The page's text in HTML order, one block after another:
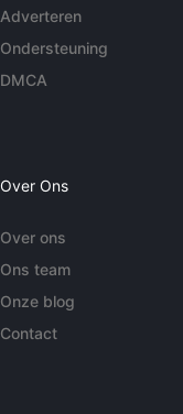
Adverteren
Ondersteuning
DMCA
Over Ons
Over ons
Ons team
Onze blog
Contact